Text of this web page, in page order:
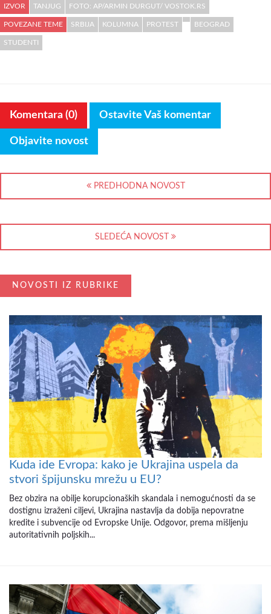
IZVOR TANJUG FOTO: AP/ARMIN DURGUT/ VOSTOK.RS
POVEZANE TEME SRBIJA KOLUMNA PROTEST BEOGRAD
STUDENTI
Komentara (0) Ostavite Vaš komentar
Objavite novost
PREDHODNA NOVOST
SLEDEĆA NOVOST
NOVOSTI IZ RUBRIKE
Kuda ide Evropa: kako je Ukrajina uspela da
stvori špijunsku mrežu u EU?
Bez obzira na obilje korupcionaških skandala i nemogućnosti da se
dostignu izraženi ciljevi, Ukrajina nastavlja da dobija nepovratne
kredite i subvencije od Evropske Unije. Odgovor, prema mišljenju
autoritativnih poljskih...